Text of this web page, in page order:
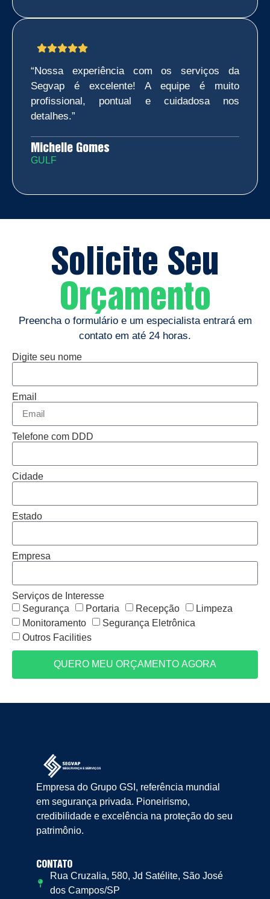
“Nossa experiência com os serviços da
Segvap é excelente! A equipe é muito
profissional, pontual e cuidadosa nos
detalhes.”
Michelle Gomes
GULF
Solicite Seu
Orçamento
Preencha o formulário e um especialista entrará em
contato em até 24 horas.
Digite seu nome
Email
Telefone com DDD
Cidade
Estado
Empresa
Serviços de Interesse
Segurança
Portaria Recepção
Limpeza
Monitoramento
Segurança Eletrônica
Outros Facilities
QUERO MEU ORÇAMENTO AGORA
Empresa do Grupo GSI, referência mundial
em segurança privada. Pioneirismo,
credibilidade e excelência na proteção do seu
patrimônio.
CONTATO
Rua Cruzalia, 580, Jd Satélite, São José
dos Campos/SP